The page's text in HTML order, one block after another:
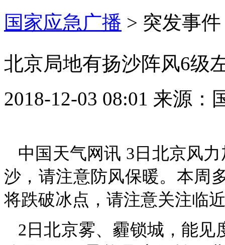
国家应急广播 > 突发事件
北京局地有扬沙阵风6级
2018-12-03 08:01 来源：
中国天气网讯 3日北京风
沙，请注意防风保暖。本周
将跌破冰点，请注意关注临
2日北京雾、霾锁城，能见